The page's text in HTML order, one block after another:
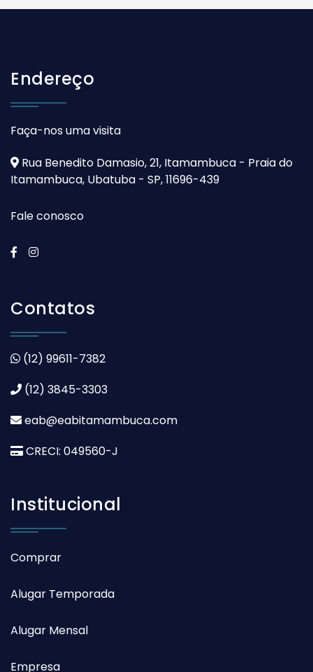
Endereço
Faça-nos uma visita
Rua Benedito Damasio, 21, Itamambuca - Praia do
Itamambuca, Ubatuba - SP, 11696-439
Fale conosco
Contatos
(12) 99611-7382
(12) 3845-3303
eab@eabitamambuca.com
CRECI: 049560-J
Institucional
Comprar
Alugar Temporada
Alugar Mensal
Empresa